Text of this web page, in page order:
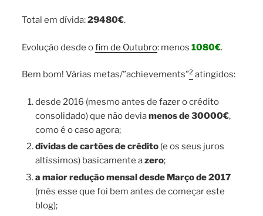
Total em dívida:29480€.
Evolução desde ofim de Outubro: menos1080€.
Bem bom! Várias metas/”achievements”2 atingidos:
desde 2016 (mesmo antes de fazer o crédito
consolidado) que não deviamenos de 30000€,
como é o caso agora;
dívidas de cartões de crédito(e os seus juros
altíssimos) basicamente azero;
a maior redução mensal desde Março de 2017
(mês esse que foi bem antes de começar este
blog);